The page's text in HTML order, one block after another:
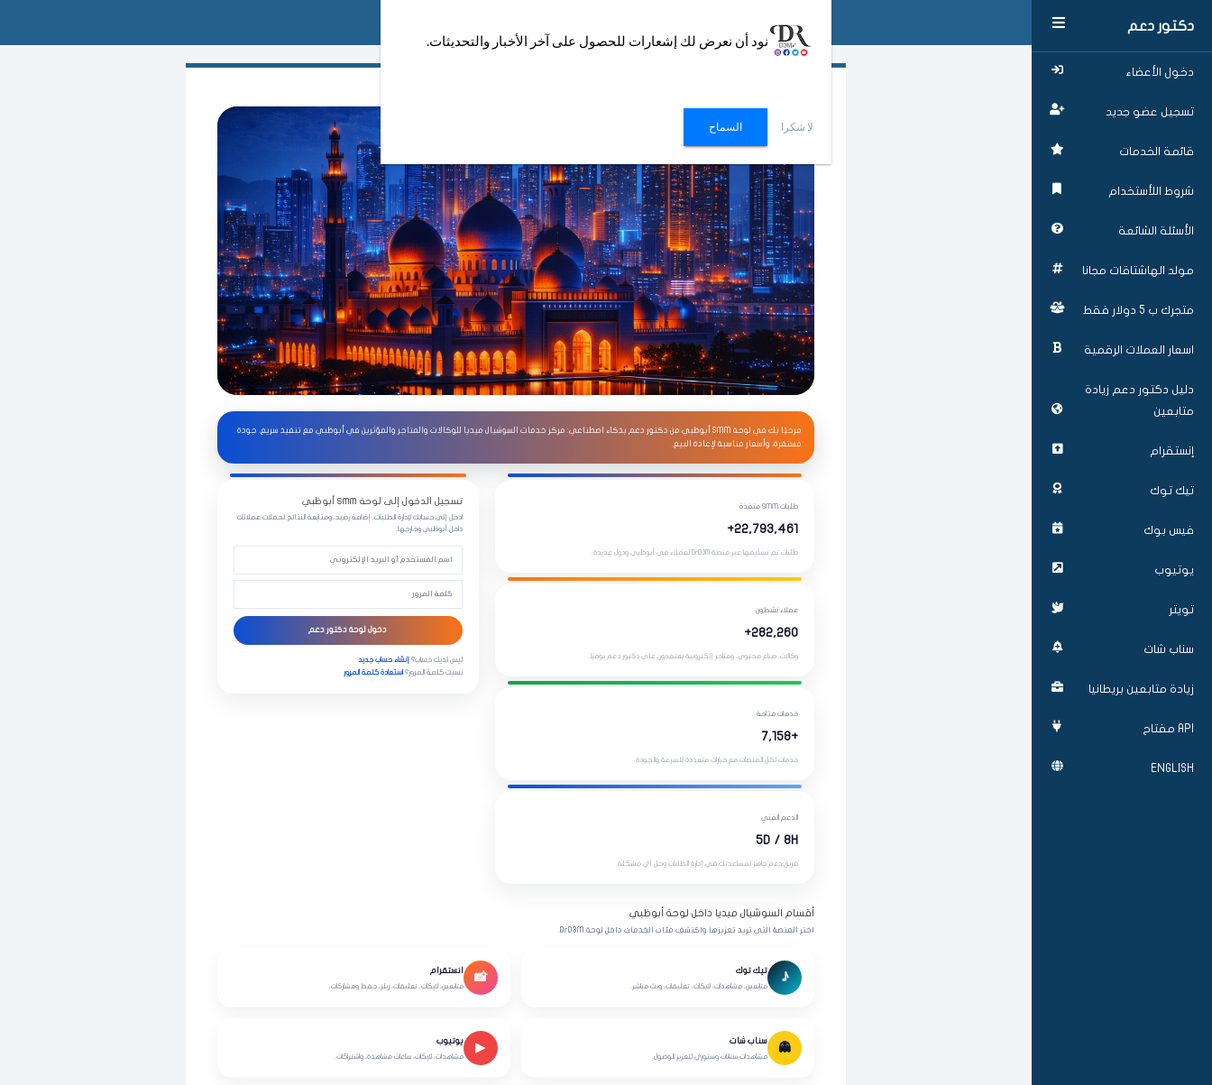
دكتور دعم
دخول الأعضاء
تسجيل عضو جديد
قائمة الخدمات
شروط اللأستخدام
الأسئلة الشائعة
مولد الهاشتاقات مجانا
متجرك ب 5 دولار فقط
اسعار العملات الرقمية
دليل دكتور دعم زيادة
متابعين
إنستقرام
تيك توك
فيس بوك
يوتيوب
تويتر
سناب شات
زيادة متابعين بريطانيا
API مفتاح
ENGLISH
🇦🇪لوحة SMM مخصصة لأبوظبي
دكتور دعم –لوحة الذكاء الاصطناعي في أبوظبي
زيادة متابعين وتفاعل السوشيال ميديا في أبوظبي من لوحة واحدة سريعة وآمنة
أطلق حملات نمو احترافية لتيك توك، انستقرام، سناب شات، يوتيوب، فيسبوك، X وتيليجرام عبر لوحة DrD3M المصممة لأصحاب الأعمال وصناع
المحتوى في أبوظبي.
مرحبًا بك في لوحة SMM أبوظبي من دكتور دعم بذكاء اصطناعي: مركز خدمات السوشيال ميديا للوكالات والمتاجر والمؤثرين في أبوظبي مع تنفيذ سريع، جودة
مستقرة، وأسعار مناسبة لإعادة البيع.
طلبات SMM منفذة
22,793,461+
طلبات تم تسليمها عبر منصة DrD3M لعملاء في أبوظبي ودول عديدة.
عملاء نشطون
282,260+
وكالات، صناع محتوى، ومتاجر إلكترونية يعتمدون على دكتور دعم يوميًا.
خدمات متاحة
+7,158
خدمات لكل المنصات مع خيارات متعددة للسرعة والجودة.
الدعم الفني
5D / 8H
فريق دعم جاهز لمساعدتك في إدارة الطلبات وحل أي مشكلة.
تسجيل الدخول إلى لوحة SMM أبوظبي
ادخل إلى حسابك لإدارة الطلبات، إضافة رصيد، ومتابعة النتائج لحملات عملائك
داخل أبوظبي وخارجها.
دخول لوحة دكتور دعم
ليس لديك حساب؟ إنشاء حساب جديد
نسيت كلمة المرور؟ استعادة كلمة المرور
أقسام السوشيال ميديا داخل لوحة أبوظبي
اختر المنصة التي تريد تعزيزها واكتشف مئات الخدمات داخل لوحة DrD3M.
♪
تيك توك
متابعين، مشاهدات، لايكات، تعليقات، وبث مباشر.
📸
انستقرام
متابعين، لايكات، تعليقات، ريلز، حفظ ومشاركات.
👻
سناب شات
مشاهدات سنابات وستوري لتعزيز الوصول.
▶
يوتيوب
مشاهدات، لايكات، ساعات مشاهدة، واشتراكات.
نود أن نعرض لك إشعارات للحصول على آخر الأخبار والتحديثات.
لا شكرا السماح